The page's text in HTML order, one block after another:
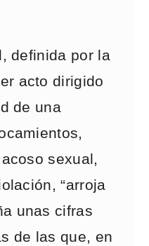
definida por la
acto dirigido
de una
sexual,
“arroja
unas cifras
de las que, en